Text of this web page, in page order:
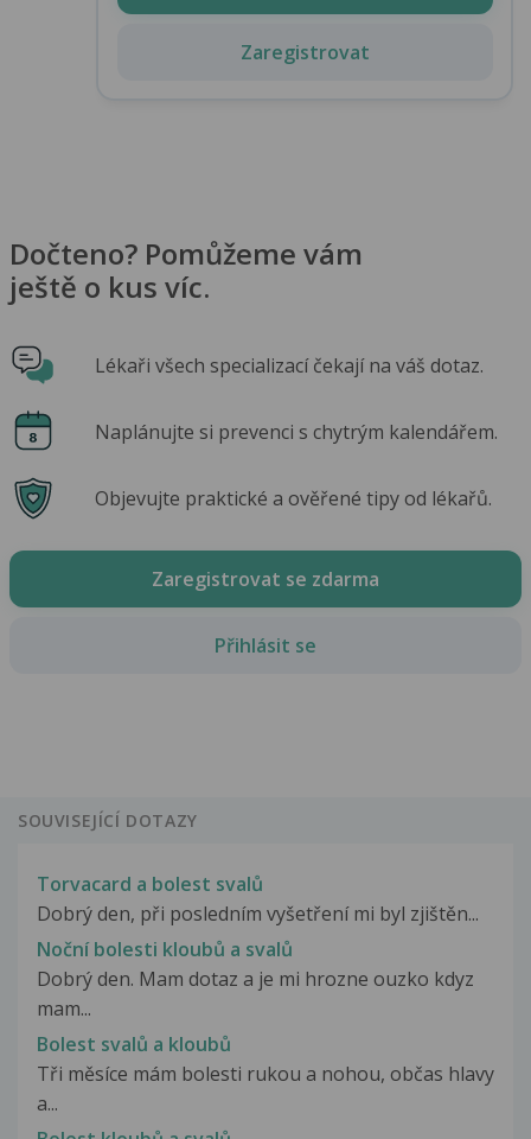
Zaregistrovat
Dočteno? Pomůžeme vám
ještě o kus víc.
Lékaři všech specializací čekají na váš dotaz.
Naplánujte si prevenci s chytrým kalendářem.
Objevujte praktické a ověřené tipy od lékařů.
Zaregistrovat se zdarma
Přihlásit se
SOUVISEJÍCÍ DOTAZY
Torvacard a bolest svalů
Dobrý den, při posledním vyšetření mi byl zjištěn...
Noční bolesti kloubů a svalů
Dobrý den. Mam dotaz a je mi hrozne ouzko kdyz
mam...
Bolest svalů a kloubů
Tři měsíce mám bolesti rukou a nohou, občas hlavy
a...